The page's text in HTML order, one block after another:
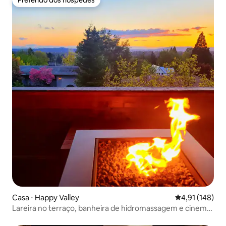
Preferido dos hóspedes
Casa ⋅ Happy Valley 4,91 de uma
4,91 (148)
Lareira no terraço, banheira de hidromassagem e cinema